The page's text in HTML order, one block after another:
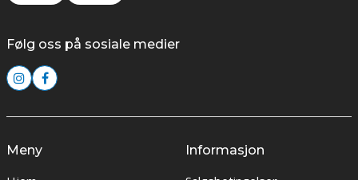
Følg oss på sosiale medier
Meny Informasjon